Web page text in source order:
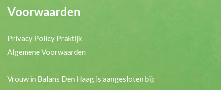
Voorwaarden
Privacy Policy Praktijk
Algemene Voorwaarden
Vrouw in Balans Den Haag is aangesloten bij: